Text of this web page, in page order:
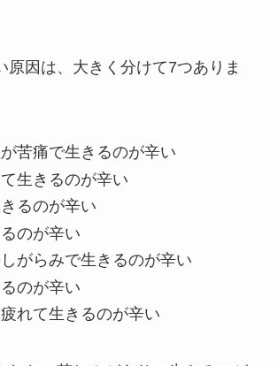
原因は、大きく分けて7つありま
苦痛で生きるのが辛い
生きるのが辛い
るのが辛い
のが辛い
がらみで生きるのが辛い
のが辛い
れて生きるのが辛い